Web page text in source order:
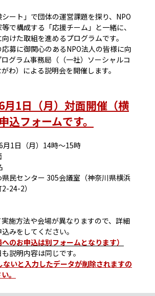
シート」で団体の運営課題を探り、NPO
で構成する「応援チーム」と一緒に、
けた取組を進めるプログラムです。
募に御関心のあるNPO法人の皆様に向
グラム事務局（（一社）ソーシャルコ
わ）による説明会を開催します。
月1日（月）対面開催（横
込フォームです。
月1日（月）14時～15時
県民センター 305会議室（神奈川県横浜
24-2）
実施方法や会場が異なりますので、詳細
みをしてください。
へのお申込は別フォームとなります）
説明内容は同じです。
ないと入力したデータが削除されますの
。